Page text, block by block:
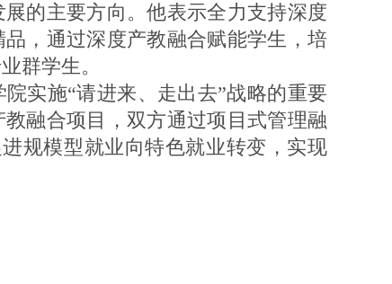
的主要方向。他表示全力支持深度
，通过深度产教融合赋能学生，培
群学生。
施“请进来、走出去”战略的重要
融合项目，双方通过项目式管理融
规模型就业向特色就业转变，实现